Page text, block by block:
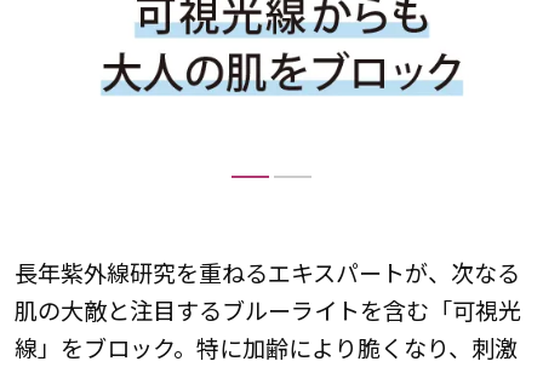
長年紫外線研究を重ねるエキスパートが、次なる
肌の大敵と注目するブルーライトを含む「可視光
線」をブロック。特に加齢により脆くなり、刺激